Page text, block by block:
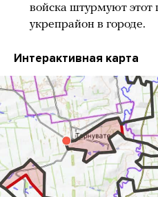
войска штурмуют этот
укрепрайон в городе.
Интерактивная карта